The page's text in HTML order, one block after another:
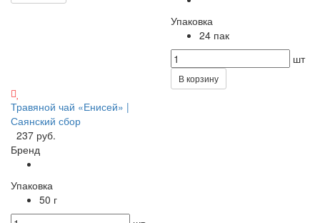
Упаковка
24 пак
шт
В корзину
Травяной чай «Енисей» |
Саянский сбор
237 руб.
Бренд
Упаковка
50 г